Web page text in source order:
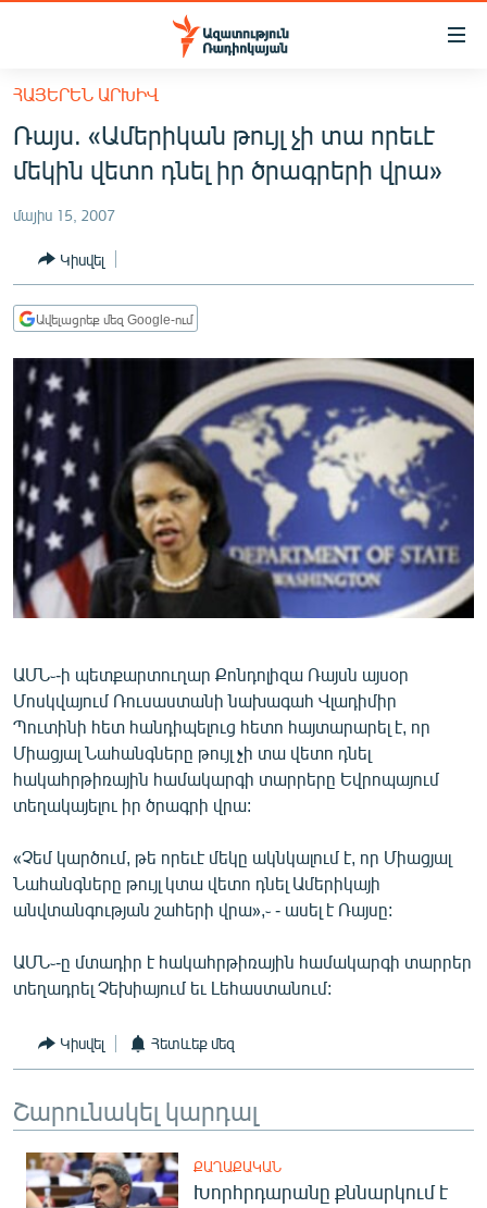
Մատչելիության
հիմնական
բովանդակությանը
Անցնել
հիմնական
մենյուին
ՀԱՅԱՍՏԱՆ
ՔԱՂԱՔԱԿԱՆ
ԸՆՏՐՈՒԹՅՈՒՆՆԵՐ 2026
ԻՐԱՎՈՒՆՔ
ՀԱՍԱՐԱԿՈՒԹՅՈՒՆ
ՂԱՐԱԲԱՂ
ՊԱՏԵՐԱԶՄԻ 6 ՇԱԲԱԹՆԵՐԸ
ՏԱՐԱԾԱՇՐՋԱՆ
ՄԻՋԱԶԳԱՅԻՆ
ՄՇԱԿՈՒՅԹ
ՍՊՈՐՏ
ՄԵԿՆԱԲԱՆՈՒԹՅՈՒՆ
ԿՈՐՈՆԱՎԻՐՈՒՍ
ԱՐԽԻՎ
ՏԵՍԱՆՅՈՒԹԵՐ
ԲԱՆԱՎԵՃ
ՁԳՏԵԼՈՎ ԼԱՎԱԳՈՒՅՆԻՆ
ՓՈԴՔԱՍԹ
Հայերեն
English
Русский
ՀԱՅԵՐԵՆ ԱՐԽԻՎ
Ռայս. «Ամերիկան թույլ չի տա որեւէ
մեկին վետո դնել իր ծրագրերի վրա»
մայիս 15, 2007
Կիսվել
Ավելացրեք մեզ Google-ում
ԱՄՆ֊-ի պետքարտուղար Քոնդոլիզա Ռայսն այսօր
Մոսկվայում Ռուսաստանի նախագահ Վլադիմիր
Պուտինի հետ հանդիպելուց հետո հայտարարել է, որ
Միացյալ Նահանգները թույլ չի տա վետո դնել
հակահրթիռային համակարգի տարրերը Եվրոպայում
տեղակայելու իր ծրագրի վրա:
«Չեմ կարծում, թե որեւէ մեկը ակնկալում է, որ Միացյալ
Նահանգները թույլ կտա վետո դնել Ամերիկայի
անվտանգության շահերի վրա»,֊ - ասել է Ռայսը:
ԱՄՆ֊-ը մտադիր է հակահրթիռային համակարգի տարրեր
տեղադրել Չեխիայում եւ Լեհաստանում:
Կիսվել Հետևեք մեզ
Շարունակել կարդալ
ՔԱՂԱՔԱԿԱՆ
Խորհրդարանը քննարկում է